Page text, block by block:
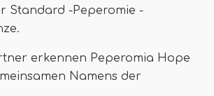
Standard -Peperomie -
erkennen Peperomia Hope
Namens der